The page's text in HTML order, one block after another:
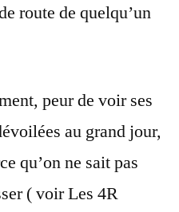
route de quelqu’un
peur de voir ses
au grand jour,
qu’on ne sait pas
( voir Les 4R